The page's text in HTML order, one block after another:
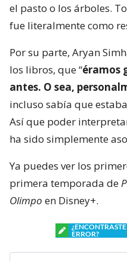
el pasto o los árboles.
fue literalmente como
Por su parte, Aryan
los libros, que “éramos
antes. O sea,
incluso sabía que
Así que poder
ha sido simplemente
Ya puedes ver los
primera temporada de
Olimpo en Disney+.
ERROR?